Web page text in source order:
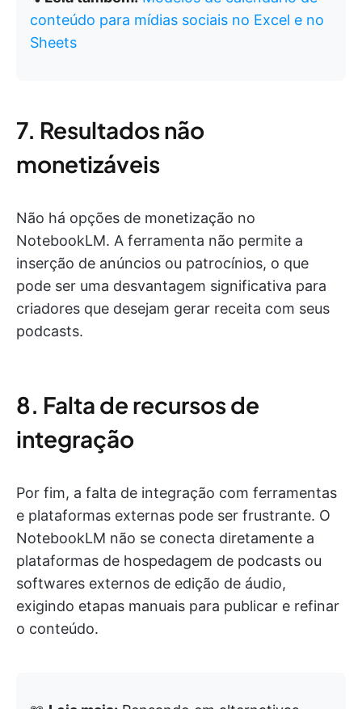
conteúdo para mídias sociais no Excel e no
Sheets
7. Resultados não
monetizáveis
Não há opções de monetização no
NotebookLM. A ferramenta não permite a
inserção de anúncios ou patrocínios, o que
pode ser uma desvantagem significativa para
criadores que desejam gerar receita com seus
podcasts.
8. Falta de recursos de
integração
Por fim, a falta de integração com ferramentas
e plataformas externas pode ser frustrante. O
NotebookLM não se conecta diretamente a
plataformas de hospedagem de podcasts ou
softwares externos de edição de áudio,
exigindo etapas manuais para publicar e refinar
o conteúdo.